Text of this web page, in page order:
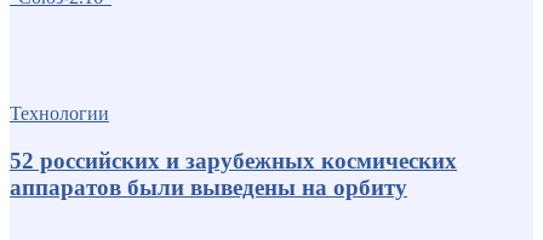
Технологии
52 российских и зарубежных космических
аппаратов были выведены на орбиту